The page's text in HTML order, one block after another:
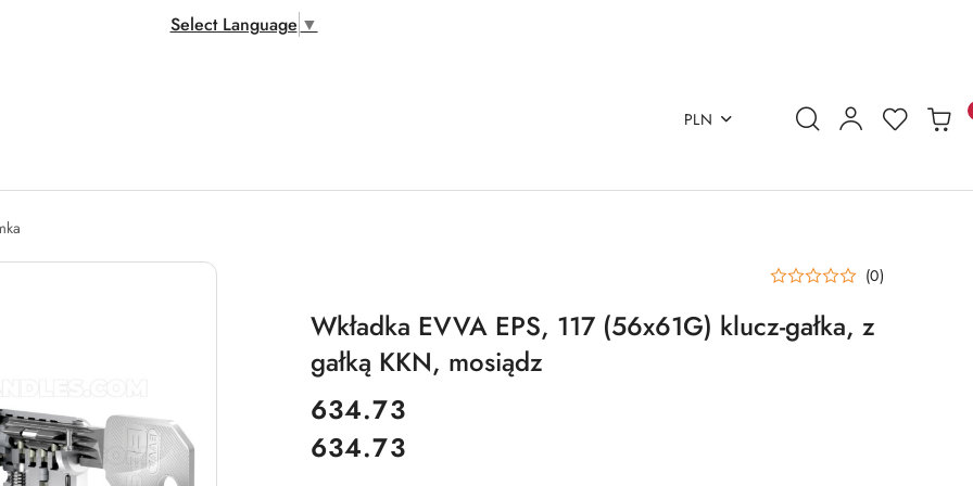
Select Language ▼
PLN
(0)
Wkładka EVVA EPS, 117 (56x61G) klucz-gałka, z
gałką KKN, mosiądz
cena:
634.73
Cena:
634.73